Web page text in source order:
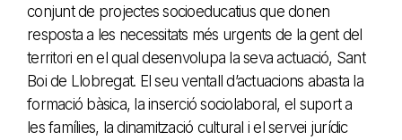
conjunt de projectes socioeducatius que donen
resposta a les necessitats més urgents de la gent del
territori en el qual desenvolupa la seva actuació, Sant
Boi de Llobregat. El seu ventall d’actuacions abasta la
formació bàsica, la inserció sociolaboral, el suport a
les famílies, la dinamització cultural i el servei jurídic